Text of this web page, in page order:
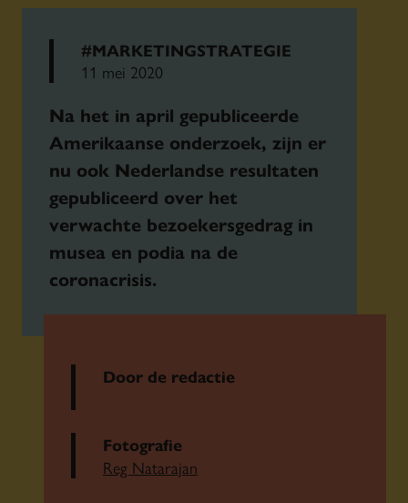
#MARKETINGSTRATEGIE
11 mei 2020
Na het in april gepubliceerde
Amerikaanse onderzoek, zijn er
nu ook Nederlandse resultaten
gepubliceerd over het
verwachte bezoekersgedrag in
musea en podia na de
coronacrisis.
Door de redactie
Fotografie
Reg Natarajan